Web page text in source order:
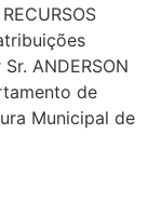
ANDERSON
de
Municipal de